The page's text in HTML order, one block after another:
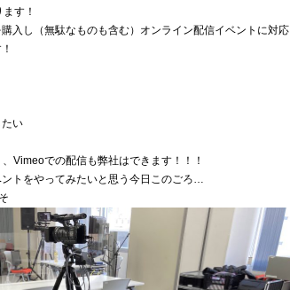
す！
入し（無駄なものも含む）オンライン配信イベントに対応
たい
Vimeoでの配信も弊社はできます！！！
トをやってみたいと思う今日このごろ…